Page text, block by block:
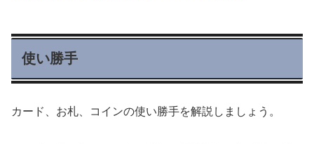
使い勝手
カード、お札、コインの使い勝手を解説しましょう。